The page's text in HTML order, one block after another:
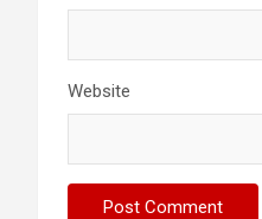
Website